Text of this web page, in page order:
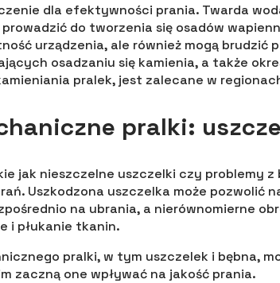
dla efektywności prania. Twarda
do tworzenia się osadów
urządzenia, ale również mogą brudzić
osadzaniu się kamienia, a także
pralek, jest zalecane w
pralki:
jak nieszczelne uszczelki czy problemy z
Uszkodzona uszczelka może pozwolić
na ubrania, a nierównomierne
i płukanie tkanin.
pralki, w tym uszczelek i bębna,
zaczną one wpływać na jakość prania.